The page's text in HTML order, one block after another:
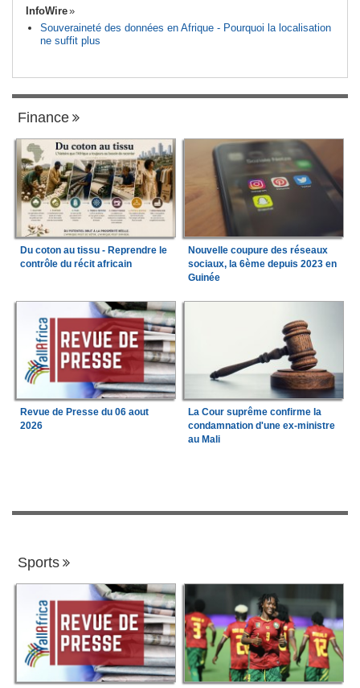
InfoWire
Souveraineté des données en Afrique - Pourquoi la localisation
ne suffit plus
Finance
Du coton au tissu - Reprendre le
contrôle du récit africain
Nouvelle coupure des réseaux
sociaux, la 6ème depuis 2023 en
Guinée
Revue de Presse du 06 aout
2026
La Cour suprême confirme la
condamnation d'une ex-ministre
au Mali
Sports